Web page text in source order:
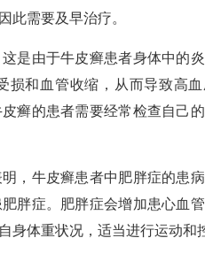
此需要及早治疗。
由于牛皮癣患者身体中的
损和血管收缩，从而导致高
癣的患者需要经常检查自己
牛皮癣患者中肥胖症的患病
胖症。肥胖症会增加患心血
身体重状况，适当进行运动和